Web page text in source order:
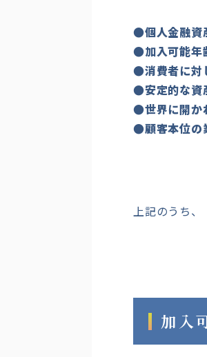
●個人金融資
●加入可能年
●消費者に対
●安定的な資
●世界に開か
●顧客本位の
上記のうち、
加入